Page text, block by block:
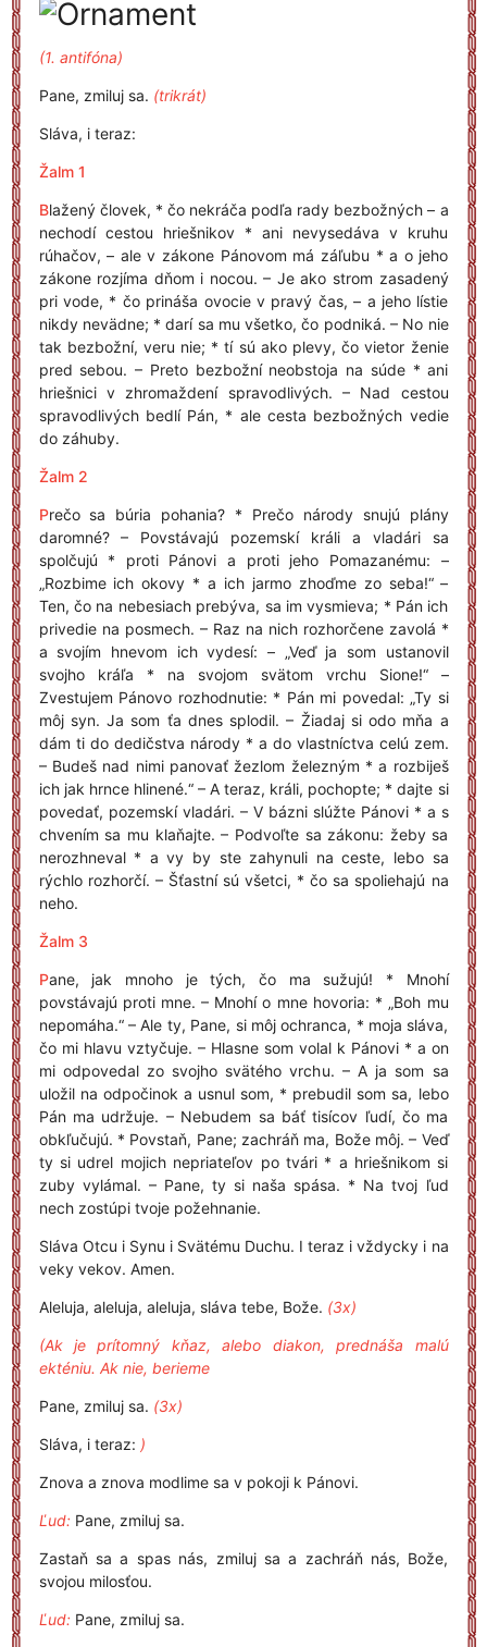
(1. antifóna)
Pane, zmiluj sa. (trikrát)
Sláva, i teraz:
Žalm 1
Blažený človek, * čo nekráča podľa rady bezbožných – a
nechodí cestou hriešnikov * ani nevysedáva v kruhu
rúhačov, – ale v zákone Pánovom má záľubu * a o jeho
zákone rozjíma dňom i nocou. – Je ako strom zasadený
pri vode, * čo prináša ovocie v pravý čas, – a jeho lístie
nikdy nevädne; * darí sa mu všetko, čo podniká. – No nie
tak bezbožní, veru nie; * tí sú ako plevy, čo vietor ženie
pred sebou. – Preto bezbožní neobstoja na súde * ani
hriešnici v zhromaždení spravodlivých. – Nad cestou
spravodlivých bedlí Pán, * ale cesta bezbožných vedie
do záhuby.
Žalm 2
Prečo sa búria pohania? * Prečo národy snujú plány
daromné? – Povstávajú pozemskí králi a vladári sa
spolčujú * proti Pánovi a proti jeho Pomazanému: –
„Rozbime ich okovy * a ich jarmo zhoďme zo seba!“ –
Ten, čo na nebesiach prebýva, sa im vysmieva; * Pán ich
privedie na posmech. – Raz na nich rozhorčene zavolá *
a svojím hnevom ich vydesí: – „Veď ja som ustanovil
svojho kráľa * na svojom svätom vrchu Sione!“ –
Zvestujem Pánovo rozhodnutie: * Pán mi povedal: „Ty si
môj syn. Ja som ťa dnes splodil. – Žiadaj si odo mňa a
dám ti do dedičstva národy * a do vlastníctva celú zem.
– Budeš nad nimi panovať žezlom železným * a rozbiješ
ich jak hrnce hlinené.“ – A teraz, králi, pochopte; * dajte si
povedať, pozemskí vladári. – V bázni slúžte Pánovi * a s
chvením sa mu klaňajte. – Podvoľte sa zákonu: žeby sa
nerozhneval * a vy by ste zahynuli na ceste, lebo sa
rýchlo rozhorčí. – Šťastní sú všetci, * čo sa spoliehajú na
neho.
Žalm 3
Pane, jak mnoho je tých, čo ma sužujú! * Mnohí
povstávajú proti mne. – Mnohí o mne hovoria: * „Boh mu
nepomáha.“ – Ale ty, Pane, si môj ochranca, * moja sláva,
čo mi hlavu vztyčuje. – Hlasne som volal k Pánovi * a on
mi odpovedal zo svojho svätého vrchu. – A ja som sa
uložil na odpočinok a usnul som, * prebudil som sa, lebo
Pán ma udržuje. – Nebudem sa báť tisícov ľudí, čo ma
obkľučujú. * Povstaň, Pane; zachráň ma, Bože môj. – Veď
ty si udrel mojich nepriateľov po tvári * a hriešnikom si
zuby vylámal. – Pane, ty si naša spása. * Na tvoj ľud
nech zostúpi tvoje požehnanie.
Sláva Otcu i Synu i Svätému Duchu. I teraz i vždycky i na
veky vekov. Amen.
Aleluja, aleluja, aleluja, sláva tebe, Bože. (3x)
(Ak je prítomný kňaz, alebo diakon, prednáša malú
ekténiu. Ak nie, berieme
Pane, zmiluj sa. (3x)
Sláva, i teraz: )
Znova a znova modlime sa v pokoji k Pánovi.
Ľud:Pane, zmiluj sa.
Zastaň sa a spas nás, zmiluj sa a zachráň nás, Bože,
svojou milosťou.
Ľud:Pane, zmiluj sa.